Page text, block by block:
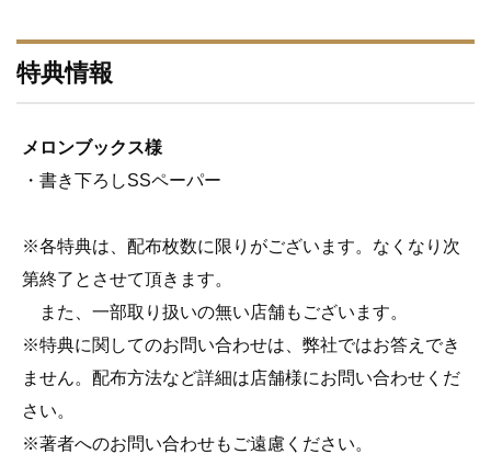
特典情報
メロンブックス様
・書き下ろしSSペーパー
※各特典は、配布枚数に限りがございます。なくなり次
第終了とさせて頂きます。
また、一部取り扱いの無い店舗もございます。
※特典に関してのお問い合わせは、弊社ではお答えでき
ません。配布方法など詳細は店舗様にお問い合わせくだ
さい。
※著者へのお問い合わせもご遠慮ください。